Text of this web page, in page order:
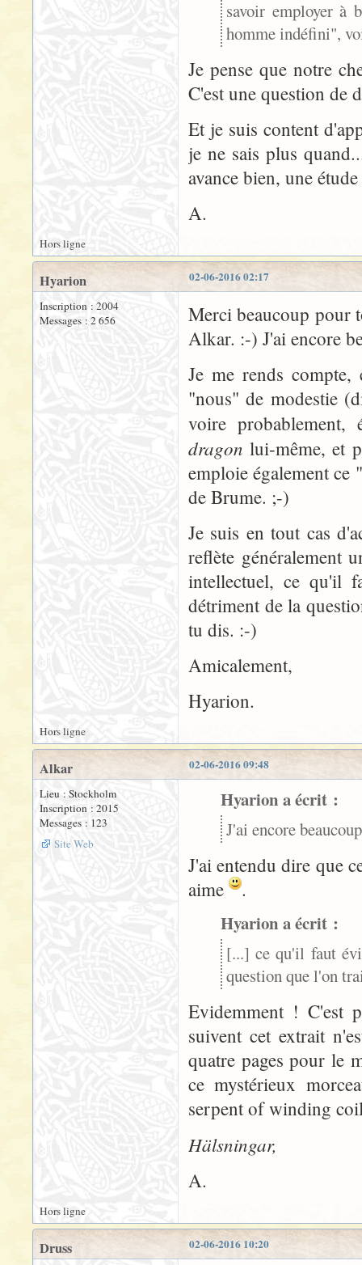
savoir employer à
homme indéfini",
Je pense que notre
C'est une question de
Et je suis content
je ne sais plus
avance bien, une
A.
Hors ligne
02-06-2016 02:17
Hyarion
Inscription : 2004
Messages : 2 656
Merci beaucoup pour
Alkar. :-) J'ai encore
Je me rends
"nous" de modestie
voire
dragon lui-même, et
emploie également
de Brume. ;-)
Je suis en tout cas
reflète généralement
intellectuel, ce qu'il
détriment de la
tu dis. :-)
Amicalement,
Hyarion.
Hors ligne
02-06-2016 09:48
Alkar
Lieu : Stockholm
Inscription : 2015
Messages : 123
Site Web
Hyarion a écrit :
J'ai encore
J'ai entendu dire que
aime
.
Hyarion a écrit :
[...] ce qu'il faut
question que l'on
Evidemment ! C'est
suivent cet extrait
quatre pages pour le
ce mystérieux
serpent of winding
Hälsningar,
A.
Hors ligne
02-06-2016 10:20
Druss